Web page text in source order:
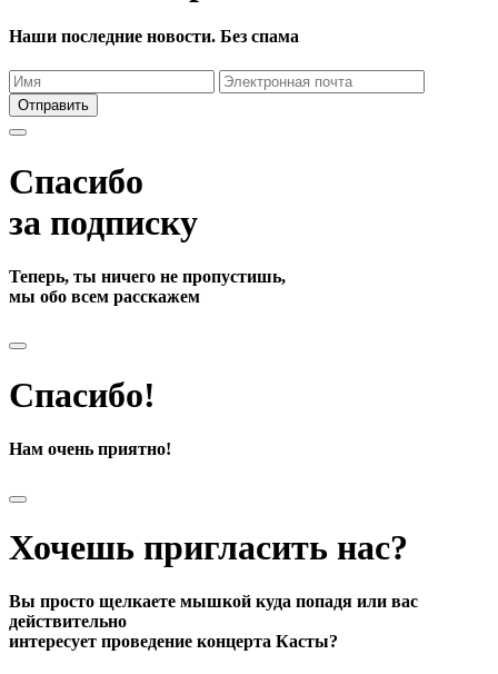
Наши последние новости. Без спама
Отправить
Спасибо
за подписку
Теперь, ты ничего не пропустишь,
мы обо всем расскажем
Спасибо!
Нам очень приятно!
Хочешь пригласить нас?
Вы просто щелкаете мышкой куда попадя или вас
действительно
интересует проведение концерта Касты?